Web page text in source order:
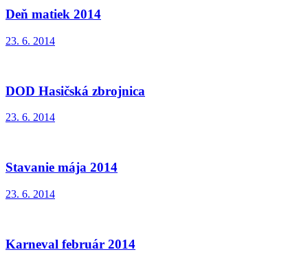
Deň matiek 2014
23. 6. 2014
DOD Hasičská zbrojnica
23. 6. 2014
Stavanie mája 2014
23. 6. 2014
Karneval február 2014